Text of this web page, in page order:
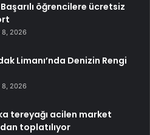
öğrencilere ücretsiz
8, 2026
Limanı’nda Denizin Rengi
8, 2026
tereyağı acilen market
toplatılıyor